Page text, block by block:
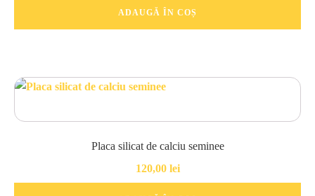
ADAUGĂ ÎN COȘ
Placa silicat de calciu seminee
120,00 lei